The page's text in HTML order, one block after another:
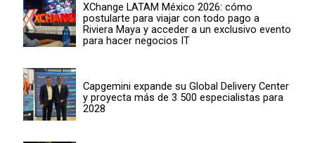
XChange LATAM México 2026: cómo
postularte para viajar con todo pago a
Riviera Maya y acceder a un exclusivo evento
para hacer negocios IT
Capgemini expande su Global Delivery Center
y proyecta más de 3 500 especialistas para
2028